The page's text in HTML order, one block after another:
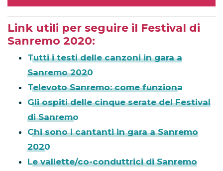
Link utili per seguire il Festival di
Sanremo 2020:
Tutti i testi delle canzoni in gara a
Sanremo 2020
Televoto Sanremo: come funziona
Gli ospiti delle cinque serate del Festival
di Sanremo
Chi sono i cantanti in gara a Sanremo
2020
Le vallette/co-conduttrici di Sanremo